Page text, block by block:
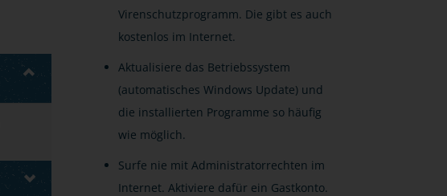
Virenschutzprogramm. Die gibt es auch
kostenlos im Internet.
Aktualisiere das Betriebssystem
(automatisches Windows Update) und
die installierten Programme so häufig
wie möglich.
Surfe nie mit Administratorrechten im
Internet. Aktiviere dafür ein Gastkonto.